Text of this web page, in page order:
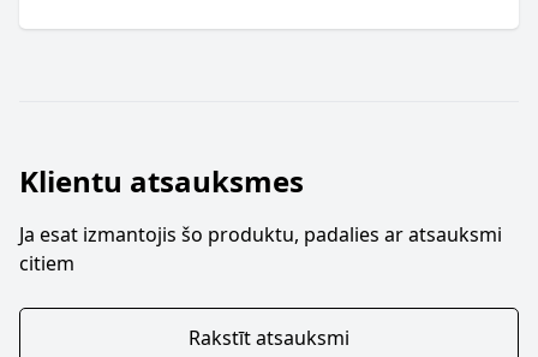
Klientu atsauksmes
Ja esat izmantojis šo produktu, padalies ar atsauksmi
citiem
Rakstīt atsauksmi